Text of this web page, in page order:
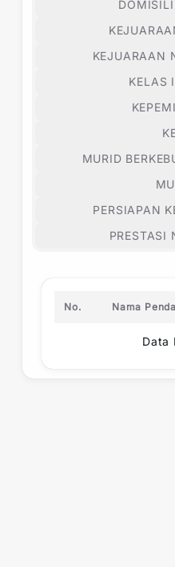
DOMISILI
KEJUARAAN
KELAS
MURID
PERSIAPAN
PRESTASI
No. Nama
Data